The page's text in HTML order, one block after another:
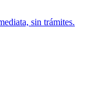
sin trámites.